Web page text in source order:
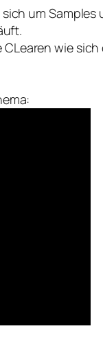
um
wie